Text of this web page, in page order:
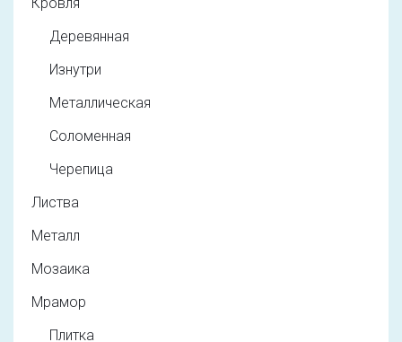
Деревянная
Изнутри
Металлическая
Соломенная
Черепица
Листва
Металл
Мозаика
Мрамор
Плитка